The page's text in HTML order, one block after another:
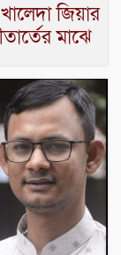
জিয়ার
মাঝে